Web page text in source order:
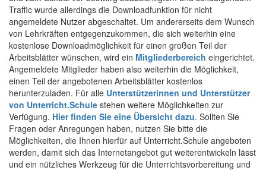
Traffic wurde allerdings die Downloadfunktion für nicht
angemeldete Nutzer abgeschaltet. Um andererseits dem Wunsch
von Lehrkräften entgegenzukommen, die sich weiterhin eine
kostenlose Downloadmöglichkeit für einen großen Teil der
Arbeitsblätter wünschen, wird ein Mitgliederbereich eingerichtet.
Angemeldete Mitglieder haben also weiterhin die Möglichkeit,
einen Teil der angebotenen Arbeitsblätter kostenlos
herunterzuladen. Für alle Unterstützerinnen und Unterstützer
von Unterricht.Schule stehen weitere Möglichkeiten zur
Verfügung. Hier finden Sie eine Übersicht dazu. Sollten Sie
Fragen oder Anregungen haben, nutzen Sie bitte die
Möglichkeiten, die Ihnen hierfür auf Unterricht.Schule angeboten
werden, damit sich das Internetangebot gut weiterentwickeln lässt
und ein nützliches Werkzeug für die Unterrichtsvorbereitung und